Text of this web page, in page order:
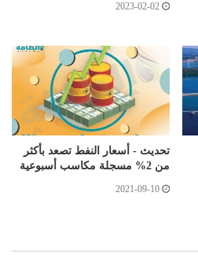
2023-02-02
تحديث - أسعار النفط تصعد بأكثر
من 2% مسجلة مكاسب أسبوعية
2021-09-10